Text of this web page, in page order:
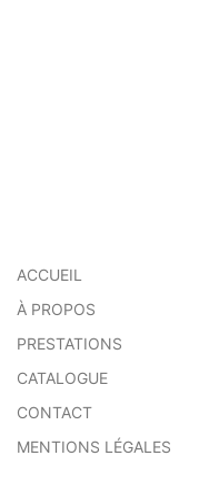
ACCUEIL
À PROPOS
PRESTATIONS
CATALOGUE
CONTACT
MENTIONS LÉGALES